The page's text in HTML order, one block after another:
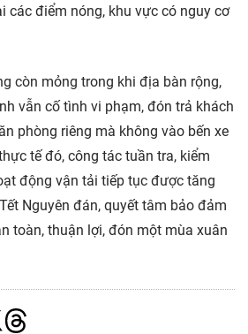
các điểm nóng, khu vực có nguy cơ
còn mỏng trong khi địa bàn rộng,
vẫn cố tình vi phạm, đón trả khách
phòng riêng mà không vào bến xe
tế đó, công tác tuần tra, kiểm
động vận tải tiếp tục được tăng
Nguyên đán, quyết tâm bảo đảm
toàn, thuận lợi, đón một mùa xuân